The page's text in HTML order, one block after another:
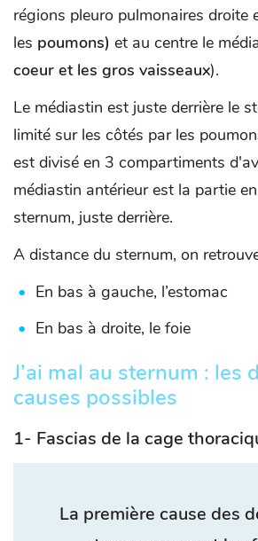
régions pleuro pulmonaires droite
les poumons) et au centre le
coeur et les gros vaisseaux).
Le médiastin est juste derrière le
limité sur les côtés par les
est divisé en 3 compartiments
médiastin antérieur est la partie
sternum, juste derrière.
A distance du sternum, on
En bas à gauche, l’estomac
En bas à droite, le foie
J’ai mal au sternum : les
causes possibles
1- Fascias de la cage
La première cause des